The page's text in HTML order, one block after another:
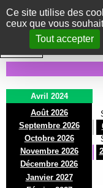
Panneau de gestion
Ce site utilise des
ceux que vous
Tout accepter
Le Marni
CONCERTS DANSE/CIRQUE
INTRA MUROS
Avril 2024
Août 2026
Septembre 2026
Octobre 2026
Novembre 2026
Décembre 2026
Janvier 2027
M
2
M
3
J
4
M
16
M
17
J
18
M
30